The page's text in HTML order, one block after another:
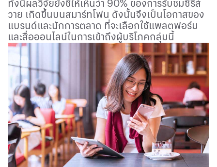
ทั้งนี้ผลวิจัยยังชี้ให้เห็นว่า 90% ของการรับชมซี่รี่ส์
วาย เกิดขึ้นบนสมาร์ทโฟน ดังนั้นจึงเป็นโอกาสของ
แบรนด์และนักการตลาด ที่จะเลือกใช้แพลตฟอร์ม
และสื่อออนไลน์ในการเข้าถึงผู้บริโภคกลุ่มนี้